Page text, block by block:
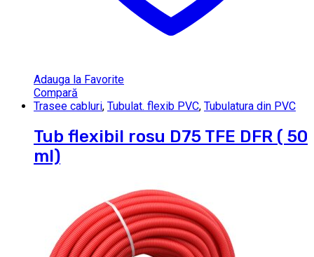
Adauga la Favorite
Compară
Trasee cabluri, Tubulat. flexib PVC, Tubulatura din PVC
Tub flexibil rosu D75 TFE DFR ( 50
ml)